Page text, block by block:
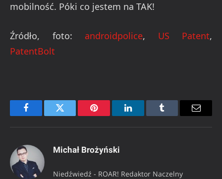
mobilność. Póki co jestem na TAK!
Źródło, foto: androidpolice, US Patent,
PatentBolt
FacebookTwitter Pinterest LinkedInTumblr Email
Michał Brożyński
Niedźwiedź - ROAR! Redaktor Naczelny